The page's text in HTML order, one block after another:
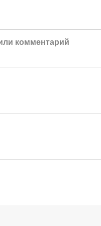
комментарий